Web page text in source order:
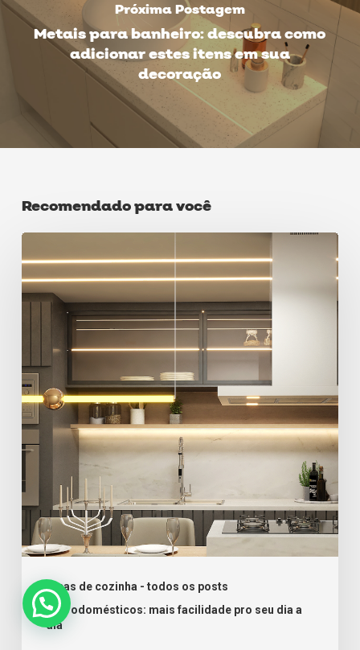
Próxima Postagem
Metais para banheiro: descubra como
adicionar estes itens em sua
decoração
Recomendado para você
Dicas de cozinha - todos os posts
Eletrodomésticos: mais facilidade pro seu dia a
dia
sobre
coifas
cozinha
da
sua
casa